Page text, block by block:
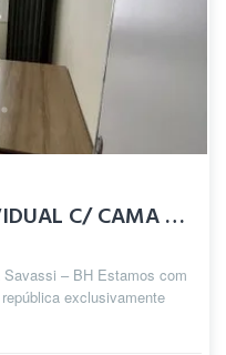
CO20301 QUARTO INDIVIDUAL C/ CAMA DE CAS...
– BH Estamos com
exclusivamente